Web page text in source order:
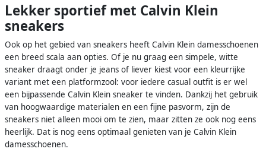
Lekker sportief met Calvin Klein
sneakers
Ook op het gebied van sneakers heeft Calvin Klein damesschoenen
een breed scala aan opties. Of je nu graag een simpele, witte
sneaker draagt onder je jeans of liever kiest voor een kleurrijke
variant met een platformzool: voor iedere casual outfit is er wel
een bijpassende Calvin Klein sneaker te vinden. Dankzij het gebruik
van hoogwaardige materialen en een fijne pasvorm, zijn de
sneakers niet alleen mooi om te zien, maar zitten ze ook nog eens
heerlijk. Dat is nog eens optimaal genieten van je Calvin Klein
damesschoenen.